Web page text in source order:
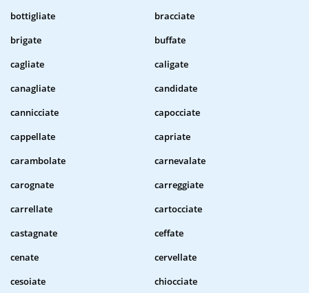
bottigliate
bracciate
brigate
buffate
cagliate
caligate
canagliate
candidate
cannicciate
capocciate
cappellate
capriate
carambolate
carnevalate
carognate
carreggiate
carrellate
cartocciate
castagnate
ceffate
cenate
cervellate
cesoiate
chiocciate